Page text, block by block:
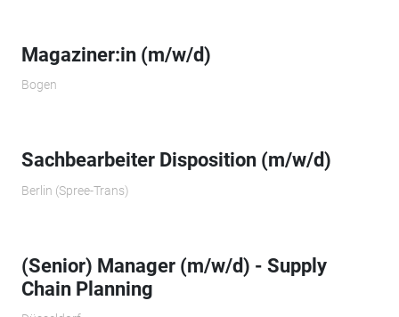
Magaziner:in (m/w/d)
Bogen
Sachbearbeiter Disposition (m/w/d)
Berlin (Spree-Trans)
(Senior) Manager (m/w/d) - Supply
Chain Planning